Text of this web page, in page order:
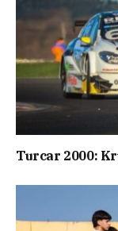
Turcar 2000: